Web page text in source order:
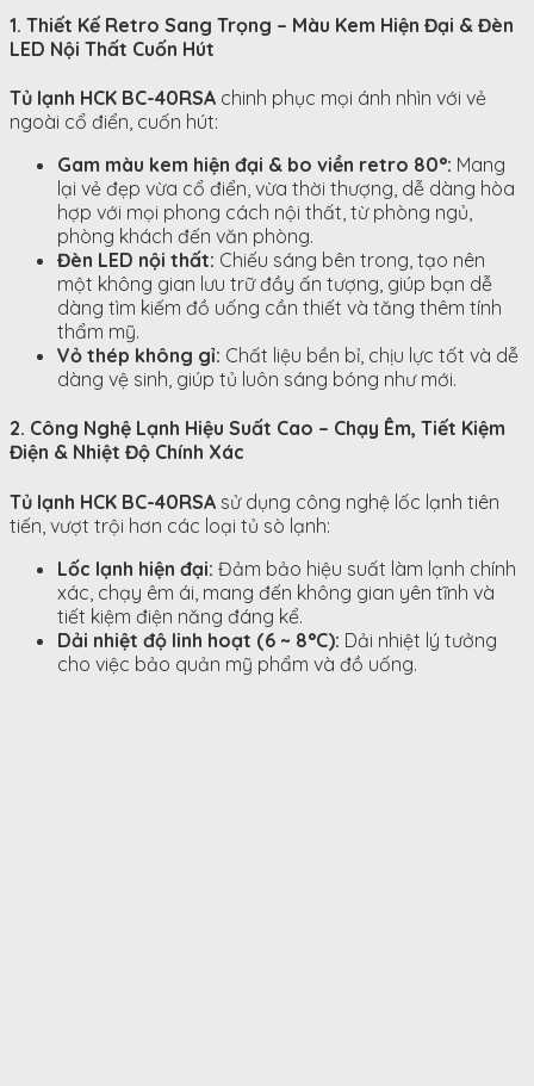
1. Thiết Kế Retro Sang Trọng – Màu Kem Hiện Đại & Đèn
LED Nội Thất Cuốn Hút
Tủ lạnh HCK BC-40RSA chinh phục mọi ánh nhìn với vẻ
ngoài cổ điển, cuốn hút:
Gam màu kem hiện đại & bo viền retro 80°: Mang
lại vẻ đẹp vừa cổ điển, vừa thời thượng, dễ dàng hòa
hợp với mọi phong cách nội thất, từ phòng ngủ,
phòng khách đến văn phòng.
Đèn LED nội thất: Chiếu sáng bên trong, tạo nên
một không gian lưu trữ đầy ấn tượng, giúp bạn dễ
dàng tìm kiếm đồ uống cần thiết và tăng thêm tính
thẩm mỹ.
Vỏ thép không gỉ: Chất liệu bền bỉ, chịu lực tốt và dễ
dàng vệ sinh, giúp tủ luôn sáng bóng như mới.
2. Công Nghệ Lạnh Hiệu Suất Cao – Chạy Êm, Tiết Kiệm
Điện & Nhiệt Độ Chính Xác
Tủ lạnh HCK BC-40RSA sử dụng công nghệ lốc lạnh tiên
tiến, vượt trội hơn các loại tủ sò lạnh:
Lốc lạnh hiện đại: Đảm bảo hiệu suất làm lạnh chính
xác, chạy êm ái, mang đến không gian yên tĩnh và
tiết kiệm điện năng đáng kể.
Dải nhiệt độ linh hoạt (6 ~ 8°C): Dải nhiệt lý tưởng
cho việc bảo quản mỹ phẩm và đồ uống.